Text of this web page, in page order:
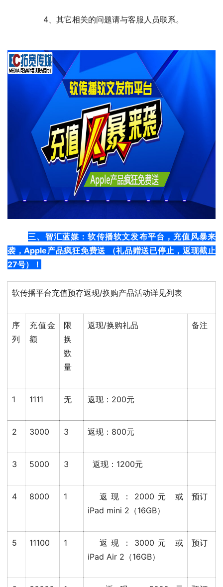
	　　4、其它相关的问题请与客服人员联系。
三、 智汇蓝媒：软传播软文发布平台，充值风暴来
袭，Apple产品疯狂免费送 （礼品赠送已停止，返现截止
27号）！
软传播平台充值预存返现/换购产品活动详见列表
序
列
充值金
额
限
换
数
量
返现/换购礼品 备注
1 1111 无 返现：200元
2 3000 3 返现：800元
3 5000 3 返现：1200元
4 8000 1
返现：2000元 或
iPad mini 2（16GB）
预订
5 11100 1
返现：3000元 或
iPad Air 2（16GB）
预订